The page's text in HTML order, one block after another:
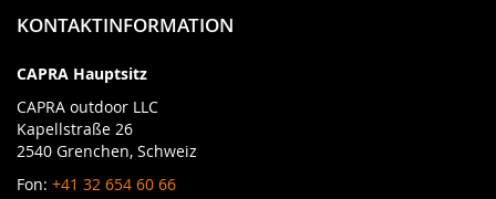
KONTAKTINFORMATION
CAPRA Hauptsitz
CAPRA outdoor LLC
Kapellstraße 26
2540 Grenchen, Schweiz
Fon: +41 32 654 60 66